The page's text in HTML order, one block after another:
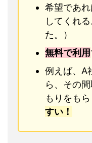
希望であれ
してくれ
た。）
無料で利用
例えば、A
ら、その
もりをもら
すい！